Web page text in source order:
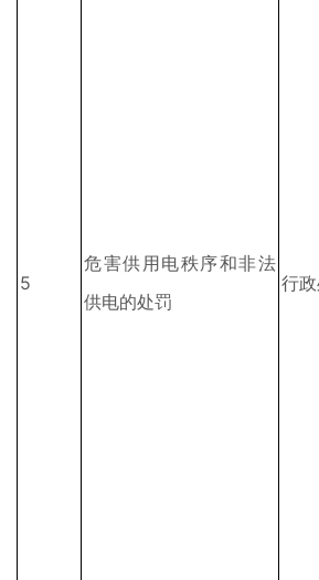
5
危害供用电秩序和非法
供电的处罚
行